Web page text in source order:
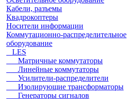
Кабели, разъемы
Квадрокоптеры
Носители информации
Коммутационно-распределительное
оборудование
LES
Матричные коммутаторы
Линейные коммутаторы
Усилители-распределители
Изолирующие трансформаторы
Генераторы сигналов